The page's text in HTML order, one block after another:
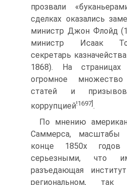
прозвали
сделках оказались
министр Джон Флойд
министр Исаак
секретарь
1868). На страницах
огромное множество
статей и
коррупцией!1697] .
По мнению
Саммерса, масштабы
конце 1850­х годов
серьезными, что
разъедающая
региональном,